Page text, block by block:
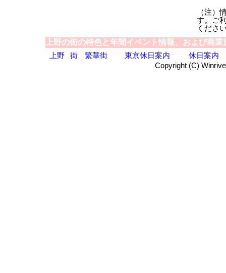
（注）
す。ご
くださ
上野の街の特色と年間イベント情報、および商
上野
街 繁華街 東京休日案内
休日案内
Copyright (C)